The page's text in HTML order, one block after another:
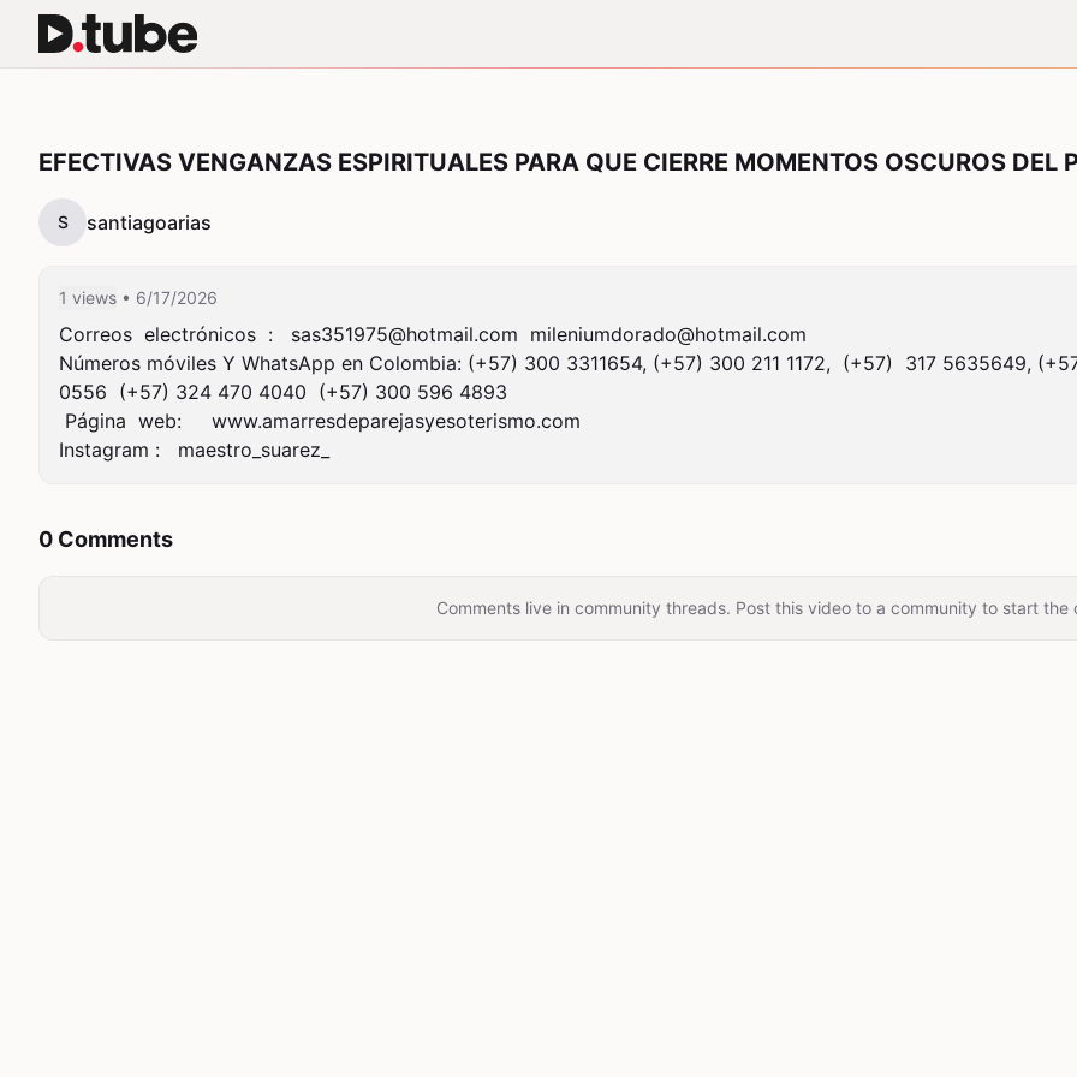
EFECTIVAS VENGANZAS ESPIRITUALES PARA QUE CIERRE MOMENTOS OSCUROS DEL
S santiagoarias
1 views • 6/17/2026
Correos  electrónicos  : sas351975@hotmail.com mileniumdorado@hotmail.com
Números móviles Y WhatsApp en Colombia: (+57) 300 3311654, (+57) 300 211 1172,  (+57)  317 5635649,
0556  (+57) 324 470 4040  (+57) 300 596 4893
0 Comments
Comments live in community threads. Post this video to a community to start the